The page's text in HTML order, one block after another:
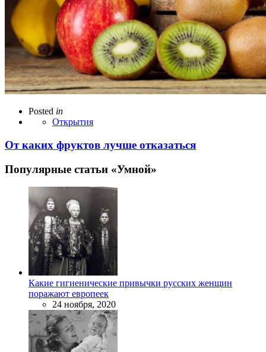
Posted in
Открытия
От каких фруктов лучше отказаться
Популярные статьи «Умной»
Какие гигиенические привычки русских женщин
поражают европеек
24 ноября, 2020